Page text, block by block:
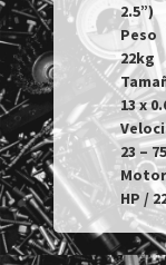
2.5”)
Peso
22kg
13 x
23 –
Motor								½